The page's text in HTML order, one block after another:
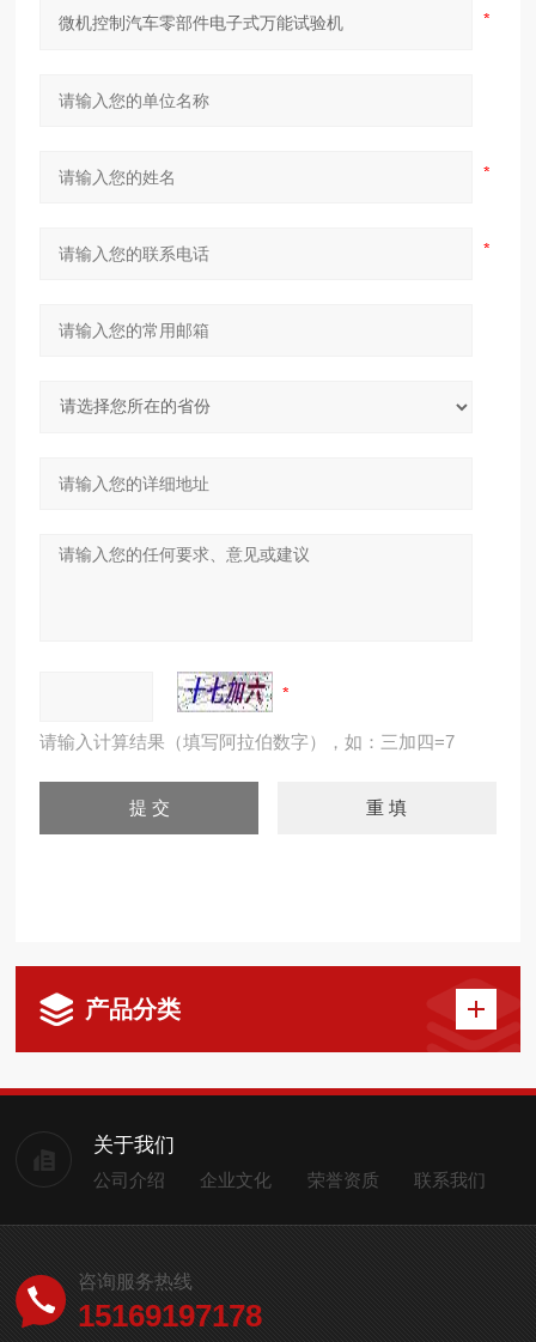
请输入计算结果（填写阿拉伯数字），如：三加四=7
产品分类
关于我们
公司介绍 企业文化 荣誉资质 联系我们
咨询服务热线
15169197178